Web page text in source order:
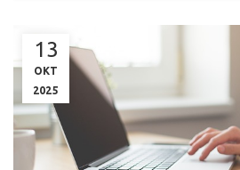
13
ΟΚΤ
2025